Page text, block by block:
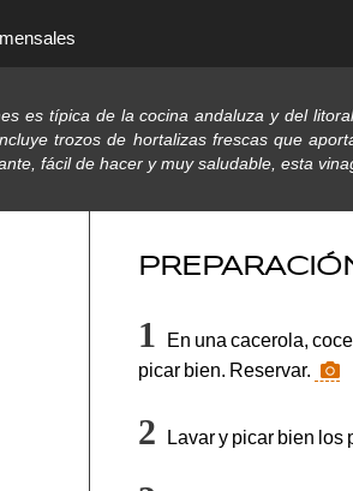
es típica de la cocina andaluza y del
trozos de hortalizas frescas que
fácil de hacer y muy saludable, esta
En una cacerola,
picar bien. Reservar.
Lavar y picar bien los